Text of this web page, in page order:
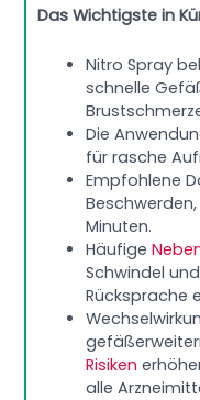
Das Wichtigste in
Nitro Spray
schnelle
Die
für rasche
Empfohlene
Minuten.
Häufige
Schwindel
Rücksprache
Risiken
alle